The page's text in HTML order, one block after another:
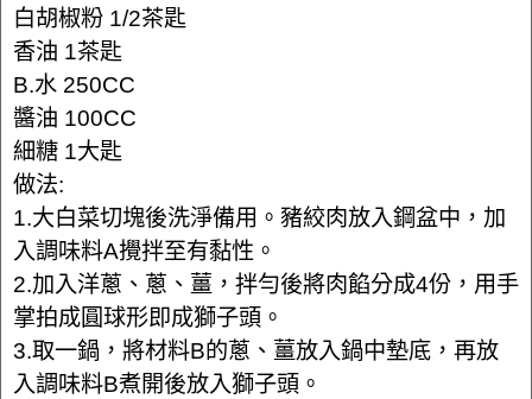
白胡椒粉 1/2茶匙
香油 1茶匙
B.水 250CC
醬油 100CC
細糖 1大匙
做法:
1.大白菜切塊後洗淨備用。豬絞肉放入鋼盆中，加
入調味料A攪拌至有黏性。
2.加入洋蔥、蔥、薑，拌勻後將肉餡分成4份，用手
掌拍成圓球形即成獅子頭。
3.取一鍋，將材料B的蔥、薑放入鍋中墊底，再放
入調味料B煮開後放入獅子頭。